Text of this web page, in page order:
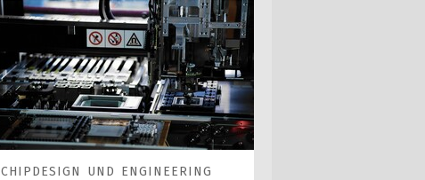
CHIPDESIGN UND ENGINEERING